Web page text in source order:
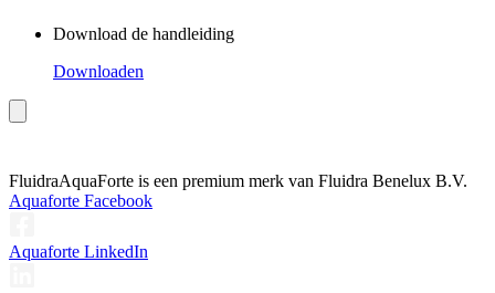
Download de handleiding
Downloaden
FluidraAquaForte is een premium merk van Fluidra Benelux B.V.
Aquaforte Facebook
Aquaforte LinkedIn